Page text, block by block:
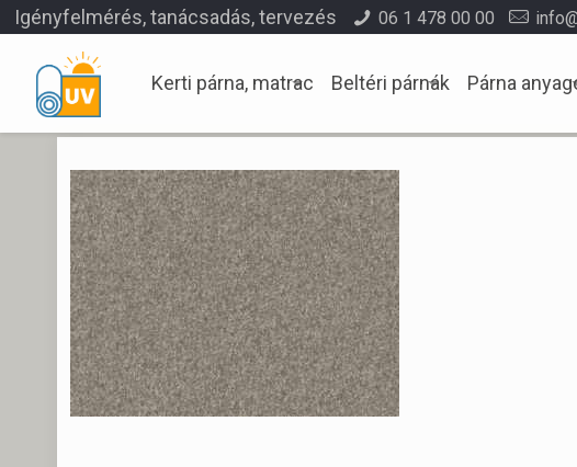
Igényfelmérés, tanácsadás, tervezés 06 1 478 00 00
Kerti párna, matrac Beltéri párnák Párna